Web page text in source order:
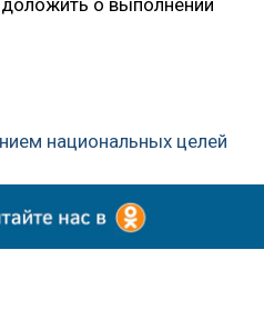
о выполнении
национальных целей